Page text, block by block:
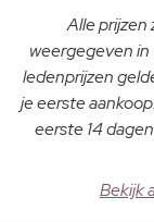
Alle prijzen
weergegeven in
ledenprijzen
je eerste
eerste 14
Bekijk